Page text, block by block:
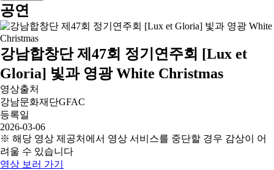
공연
강남합창단 제47회 정기연주회 [Lux et
Gloria] 빛과 영광 White Christmas
영상출처
강남문화재단GFAC
등록일
2026-03-06
※ 해당 영상 제공처에서 영상 서비스를 중단할 경우 감상이 어
려울 수 있습니다
영상 보러 가기